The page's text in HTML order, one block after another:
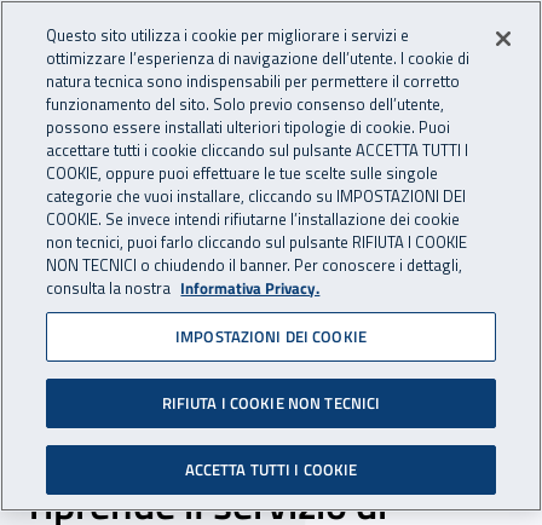
INAIL - Istituto Nazionale
Apri cerca
Navigazione principale
Navigazione - Ti trovi in:
Home Inail comunica News
19 marzo 2019
Sportelli informativi Cip
presso le Direzioni
territoriali della Lombardia:
riprende il servizio di
Questo sito utilizza i cookie per migliorare i servizi e
ottimizzare l’esperienza di navigazione dell’utente. I cookie di
natura tecnica sono indispensabili per permettere il corretto
funzionamento del sito. Solo previo consenso dell’utente,
possono essere installati ulteriori tipologie di cookie. Puoi
accettare tutti i cookie cliccando sul pulsante ACCETTA TUTTI I
COOKIE, oppure puoi effettuare le tue scelte sulle singole
categorie che vuoi installare, cliccando su IMPOSTAZIONI DEI
COOKIE. Se invece intendi rifiutarne l’installazione dei cookie
non tecnici, puoi farlo cliccando sul pulsante RIFIUTA I COOKIE
NON TECNICI o chiudendo il banner. Per conoscere i dettagli,
consulta la nostra Informativa Privacy.
IMPOSTAZIONI DEI COOKIE
RIFIUTA I COOKIE NON TECNICI
ACCETTA TUTTI I COOKIE